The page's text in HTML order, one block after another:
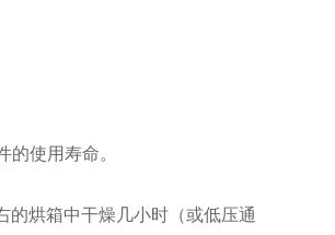
使用寿命。
的烘箱中干燥几小时（或低压通